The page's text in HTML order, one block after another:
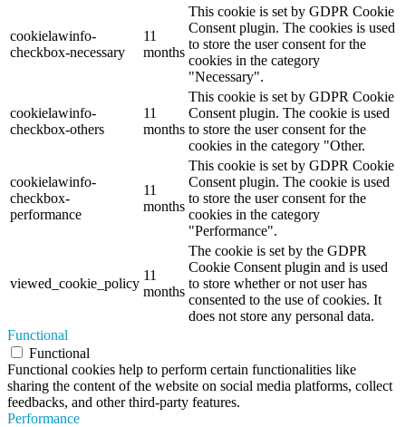
cookielawinfo-
checkbox-necessary
11
months
This cookie is set by GDPR Cookie
Consent plugin. The cookies is used
to store the user consent for the
cookies in the category
"Necessary".
cookielawinfo-
checkbox-others
11
months
This cookie is set by GDPR Cookie
Consent plugin. The cookie is used
to store the user consent for the
cookies in the category "Other.
cookielawinfo-
checkbox-
performance
11
months
This cookie is set by GDPR Cookie
Consent plugin. The cookie is used
to store the user consent for the
cookies in the category
"Performance".
viewed_cookie_policy
11
months
The cookie is set by the GDPR
Cookie Consent plugin and is used
to store whether or not user has
consented to the use of cookies. It
does not store any personal data.
Functional
Functional
Functional cookies help to perform certain functionalities like
sharing the content of the website on social media platforms, collect
feedbacks, and other third-party features.
Performance